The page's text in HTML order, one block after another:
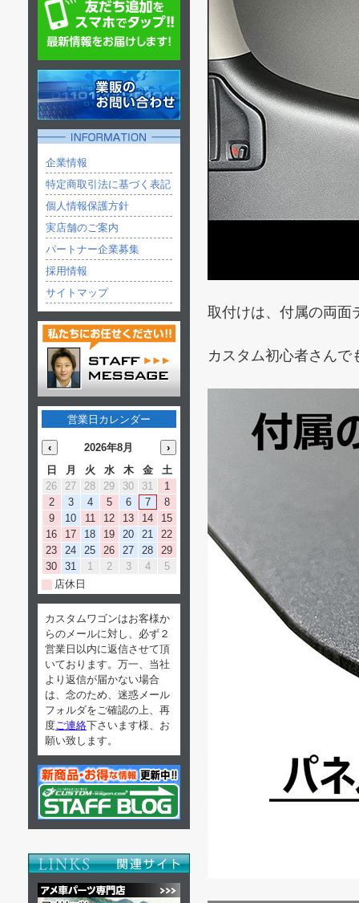
企業情報
特定商取引法に基づく表記
個人情報保護方針
実店舗のご案内
パートナー企業募集
採用情報
サイトマップ
営業日カレンダー
‹ 2026年8月
›
日
月 火 水 木 金
土
26
27 28 29 30 31
1
2
3 4 5 6 7
8
9
10 11 12 13 14
15
16
17 18 19 20 21
22
23
24 25 26 27 28
29
30
31 1 2 3 4
5
店休日
カスタムワゴンはお客様か
らのメールに対し、必ず２
営業日以内に返信させて頂
いております。万一、当社
より返信が届かない場合
は、念のため、迷惑メール
フォルダをご確認の上、再
度 ご連絡下さいます様、お
願い致します。
取付けは、付属の両面
カスタム初心者さんで